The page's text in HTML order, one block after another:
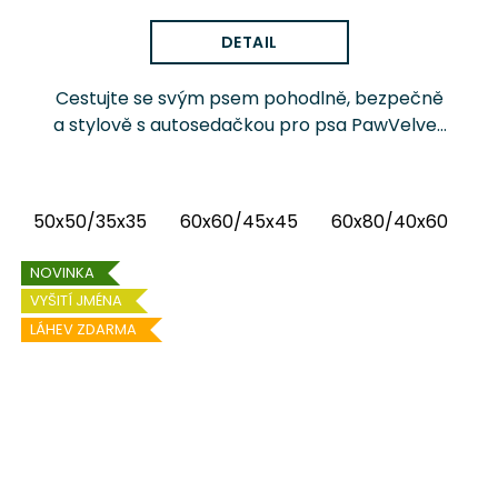
DETAIL
Cestujte se svým psem pohodlně, bezpečně
a stylově s autosedačkou pro psa PawVelvet
50x50/35x35 60x60/45x45 60x80/40x60
NOVINKA
VYŠITÍ JMÉNA
LÁHEV ZDARMA